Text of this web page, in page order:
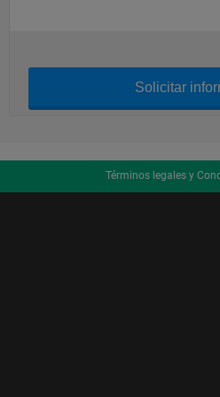
Solicitar
Términos legales y